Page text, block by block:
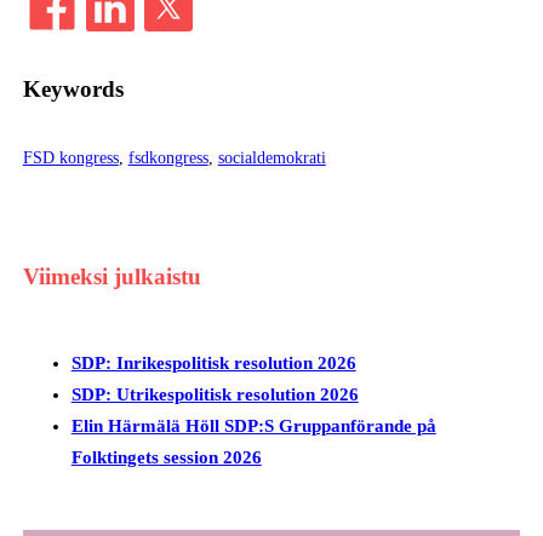
Keywords
FSD kongress, fsdkongress, socialdemokrati
Viimeksi julkaistu
SDP: Inrikespolitisk resolution 2026
SDP: Utrikespolitisk resolution 2026
Elin Härmälä Höll SDP:S Gruppanförande på
Folktingets session 2026